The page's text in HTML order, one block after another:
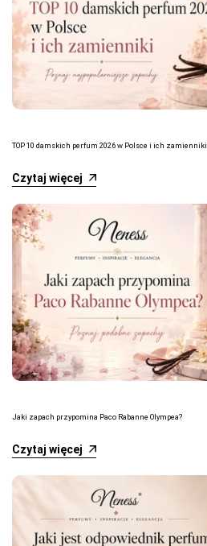
TOP 10 damskich perfum 2026 w Polsce i ich zamienniki
Czytaj więcej
Jaki zapach przypomina Paco Rabanne Olympea?
Czytaj więcej